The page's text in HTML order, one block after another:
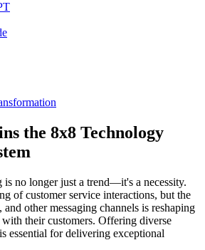
the 8x8 Technology
is no longer just a trend—it's a necessity.
of customer service interactions, but the
other messaging channels is reshaping
with their customers. Offering diverse
essential for delivering exceptional